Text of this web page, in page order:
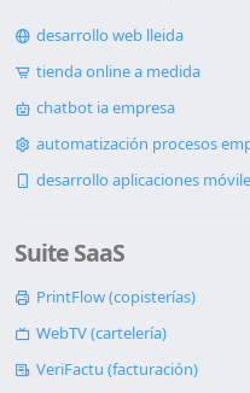
desarrollo web lleida
tienda online a medida
chatbot ia empresa
automatización procesos
desarrollo aplicaciones
Suite SaaS
PrintFlow (copisterías)
WebTV (cartelería)
VeriFactu (facturación)